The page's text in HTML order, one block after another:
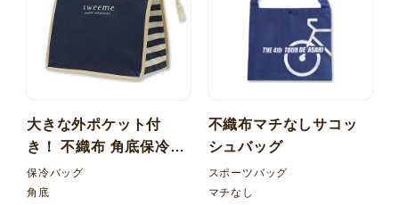
大きな外ポケット付
き！ 不織布 角底保冷バ
ッグ 内ポケット
保冷バッグ
角底
不織布マチなしサコッ
シュバッグ
スポーツバッグ
マチなし